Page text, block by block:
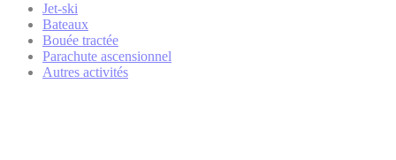
Jet-ski
Bateaux
Bouée tractée
Parachute ascensionnel
Autres activités